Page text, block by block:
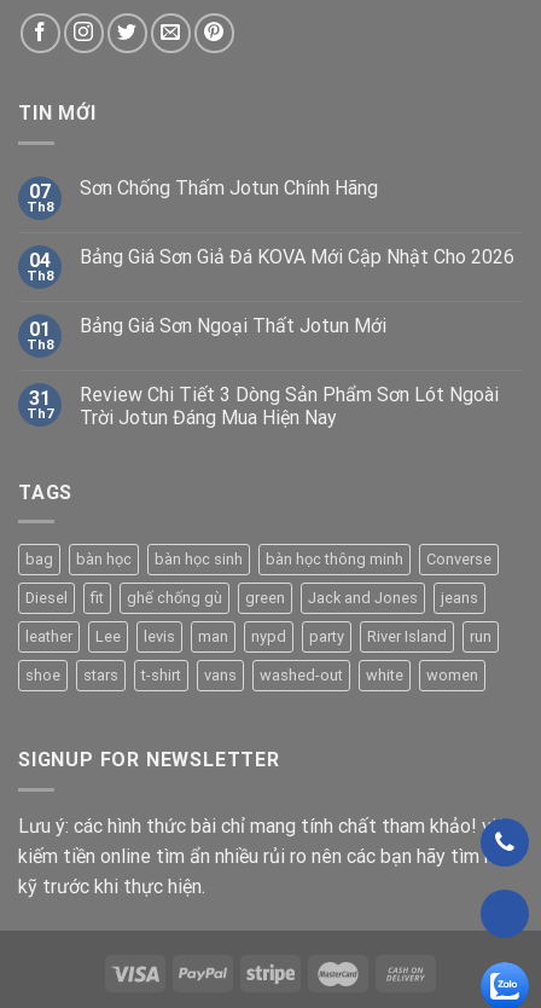
TIN MỚI
07
Th8
Sơn Chống Thấm Jotun Chính Hãng
04
Th8
Bảng Giá Sơn Giả Đá KOVA Mới Cập Nhật Cho 2026
01
Th8
Bảng Giá Sơn Ngoại Thất Jotun Mới
31
Th7
Review Chi Tiết 3 Dòng Sản Phẩm Sơn Lót Ngoài
Trời Jotun Đáng Mua Hiện Nay
TAGS
bag bàn học bàn học sinh bàn học thông minh Converse
Diesel fit ghế chống gù green Jack and Jones jeans
leather Lee levis man nypd party River Island run
shoe stars t-shirt vans washed-out white women
SIGNUP FOR NEWSLETTER
Lưu ý: các hình thức bài chỉ mang tính chất tham khảo! việc
kiếm tiền online tìm ẩn nhiều rủi ro nên các bạn hãy tìm hiểu
kỹ trước khi thực hiện.